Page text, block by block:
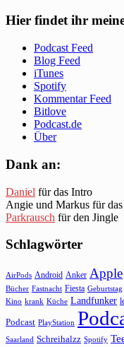
Hier findet ihr
Podcast Feed
Blog Feed
iTunes
Spotify
Kommentar Feed
Bitlove
Podcast.de
Über
Dank an:
Daniel für das Intro
Angie und Markus für
Parkrausch für den Jingle
Schlagwörter
AirPods Android Anker Apple
Bücher Fastnacht Fiesta Geburtstag
Kino krank Küche Landfunker
Podcast PlayStation
Saarland Schreihalzz Spotify